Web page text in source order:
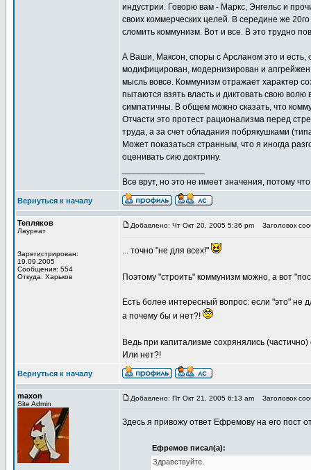
индустрии. Говорю вам - Маркс, Энгельс и
своих коммерческих целей. В середине же
сломить коммунизм. Вот и все. В это трудно
А Ваши, Максон, споры с Арсланом это и есть,
модифицирован, модернизирован и
мысль вовсе. Коммунизм отражает характер
пытаются взять власть и диктовать свою
симпатичны. В общем можно сказать, что
Отчасти это протест рационализма перед
труда, а за счет обладания побрякушками
Может показаться странным, что я иногда
оценивать сию доктрину.
Все врут, но это не имеет значения, потому
Вернуться к началу
Тепляков
Лауреат
Зарегистрирован:
19.09.2005
Сообщения: 554
Откуда: Харьков
Добавлено: Чт Окт 20, 2005 5:36 pm Заголовок
... точно "не для всех!"
Поэтому "строить" коммунизм можно, а вот
Есть более интересный вопрос: если "это" не
а почему бы и нет?!
Ведь при капитализме сохрянялись
Или нет?!
Вернуться к началу
maxon
Site Admin
Добавлено: Пт Окт 21, 2005 6:13 am Заголовок
Здесь я привожу ответ Ефремову на его пост
Ефремов писал(а):
Здравствуйте.